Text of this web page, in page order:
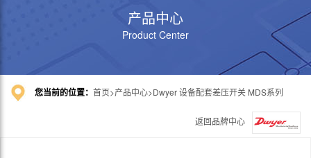
产品中心
Product Center
您当前的位置： 首页 产品中心 Dwyer 设备配套差压开关 MDS系列
返回品牌中心